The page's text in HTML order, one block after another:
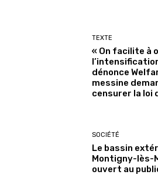
TEXTE
« On facilite à
dénonce
messine
censurer la loi
SOCIÉTÉ
Le bassin
Montigny-lès-
ouvert au